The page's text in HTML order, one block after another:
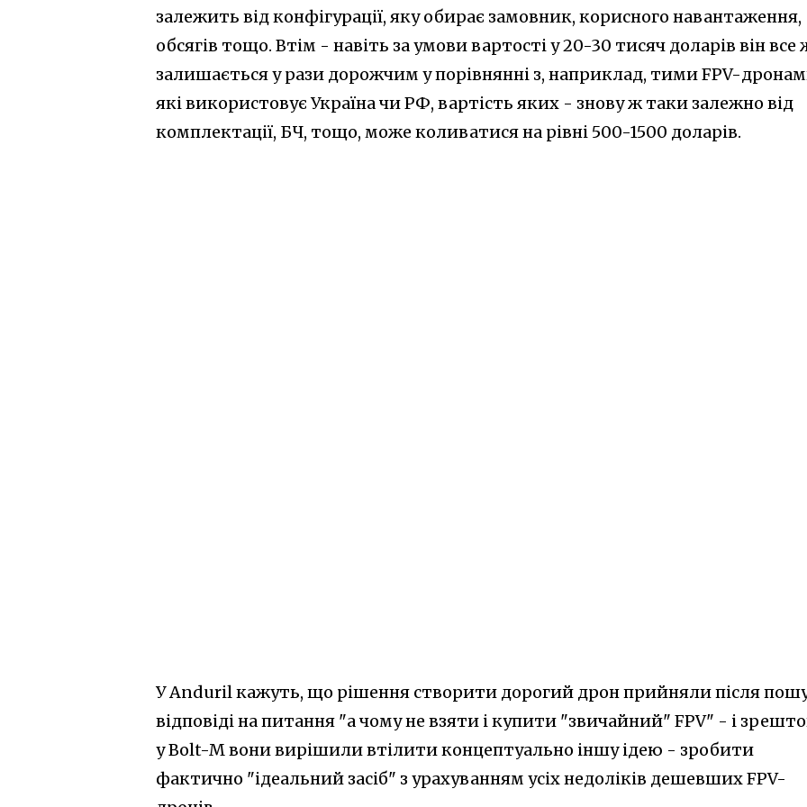
залежить від конфігурації, яку обирає замовник, корисного навантаження,
обсягів тощо. Втім - навіть за умови вартості у 20-30 тисяч доларів він все
залишається у рази дорожчим у порівнянні з, наприклад, тими FPV-
які використовує Україна чи РФ, вартість яких - знову ж таки залежно від
комплектації, БЧ, тощо, може коливатися на рівні 500-1500 доларів.
У Anduril кажуть, що рішення створити дорогий дрон прийняли після
відповіді на питання "а чому не взяти і купити "звичайний" FPV" - і
у Bolt-M вони вирішили втілити концептуально іншу ідею - зробити
фактично "ідеальний засіб" з урахуванням усіх недоліків дешевших FPV-